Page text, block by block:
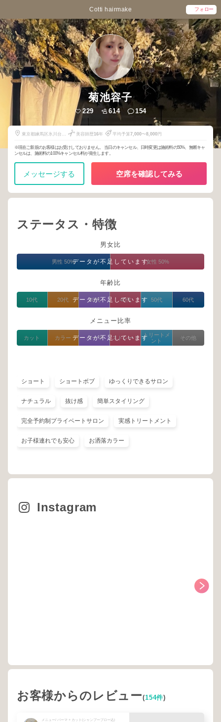
Cotti hairmake フォロー
菊池容子
229 614 154
東京都練馬区氷川台4-
美容師歴16年 平均予算7,000〜8,000円
※現在ご新規のお客様はお受けしておりません。 当日のキャンセル、日時変更は施術料の50%、無断キャ
ンセルは、施術料の100%キャンセル料が発生します。
メッセージする 空席を確認してみる
ステータス・特徴
男女比
データが不足しています
男性 50% 女性 50%
年齢比
データが不足しています
10代 20代 30代 40代 50代 60代
メニュー比率
データが不足しています
カット カラー パーマ ストレート
トリートメ
ント
その他
ショート ショートボブ ゆっくりできるサロン
ナチュラル 抜け感 簡単スタイリング
完全予約制プライベートサロン 実感トリートメント
お子様連れでも安心 お洒落カラー
Instagram
お客様からのレビュー(154件)
メニュー/ パーマ + カット(シャンプーブロー込)